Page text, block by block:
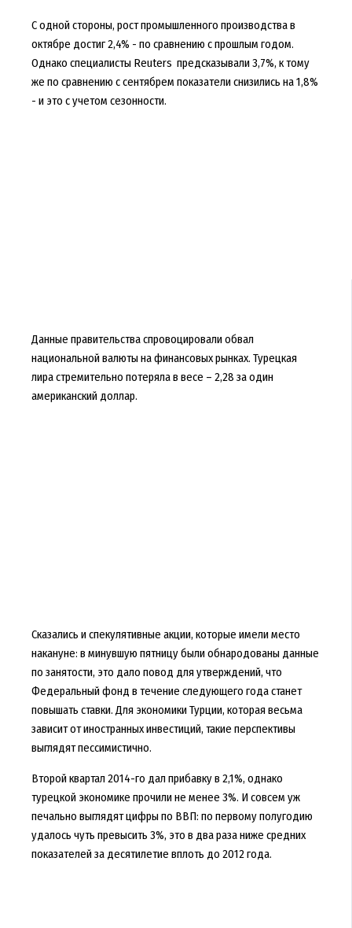
С одной стороны, рост промышленного производства в
октябре достиг 2,4% - по сравнению с прошлым годом.
Однако специалисты Reuters предсказывали 3,7%, к тому
же по сравнению с сентябрем показатели снизились на 1,8%
- и это с учетом сезонности.
Данные правительства спровоцировали обвал
национальной валюты на финансовых рынках. Турецкая
лира стремительно потеряла в весе – 2,28 за один
американский доллар.
Сказались и спекулятивные акции, которые имели место
накануне: в минувшую пятницу были обнародованы данные
по занятости, это дало повод для утверждений, что
Федеральный фонд в течение следующего года станет
повышать ставки. Для экономики Турции, которая весьма
зависит от иностранных инвестиций, такие перспективы
выглядят пессимистично.
Второй квартал 2014-го дал прибавку в 2,1%, однако
турецкой экономике прочили не менее 3%. И совсем уж
печально выглядят цифры по ВВП: по первому полугодию
удалось чуть превысить 3%, это в два раза ниже средних
показателей за десятилетие вплоть до 2012 года.